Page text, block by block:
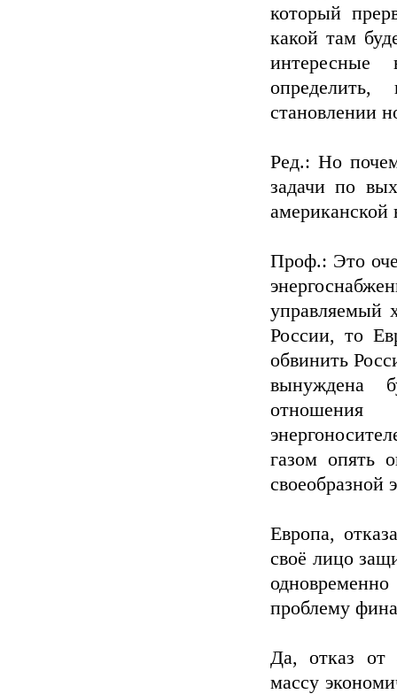
который
какой там
становлении
Ред.: Но
задачи по
американской
Проф.: Это
управляемый
России, то
обвинить
вынуждена
отношения
газом опять
своеобразной
Европа,
своё лицо
проблему
Да, отказ от
массу